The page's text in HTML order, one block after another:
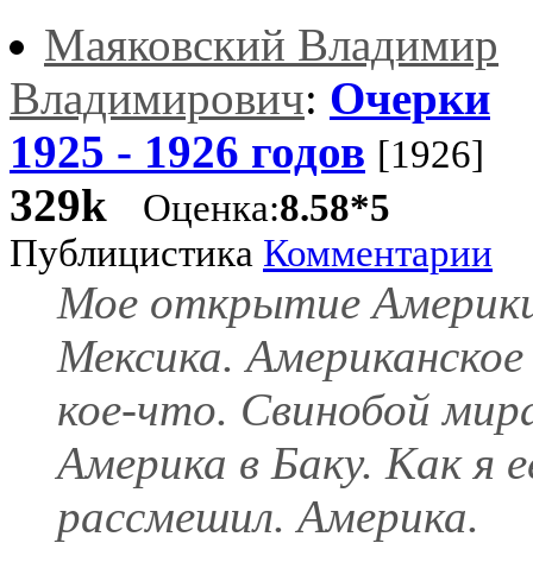
Маяковский Владимир
Владимирович: Очерки
1925 - 1926 годов [1926]
329k Оценка:8.58*5
Публицистика Комментарии
Мое открытие
Мексика. Американское
кое-что. Свинобой
Америка в Баку. Как я
рассмешил. Америка.